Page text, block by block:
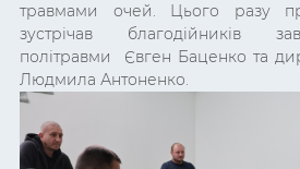
травмами очей. Цього разу
зустрічав благодійників
політравми Євген Баценко та
Людмила Антоненко.